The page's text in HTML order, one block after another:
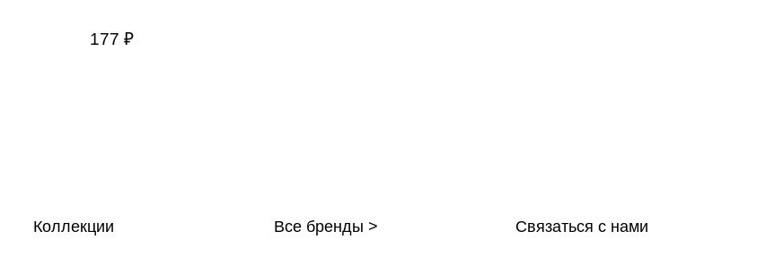
177 ₽
Коллекции Все бренды > Связаться с нами